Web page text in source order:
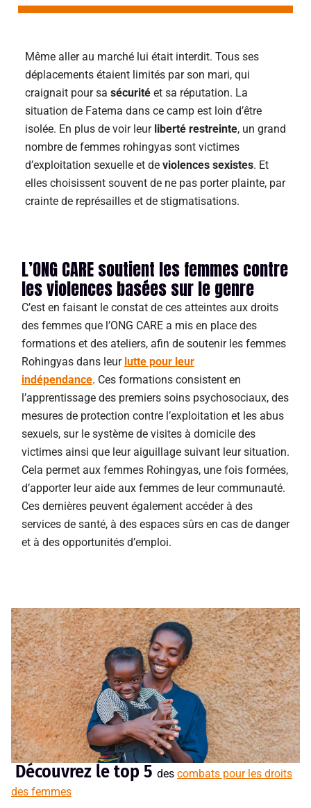
Même aller au marché lui était interdit. Tous ses
déplacements étaient limités par son mari, qui
craignait pour sa sécurité et sa réputation. La
situation de Fatema dans ce camp est loin d’être
isolée. En plus de voir leur liberté restreinte, un grand
nombre de femmes rohingyas sont victimes
d’exploitation sexuelle et de violences sexistes. Et
elles choisissent souvent de ne pas porter plainte, par
crainte de représailles et de stigmatisations.
L’ONG CARE soutient les femmes contre
les violences basées sur le genre
C’est en faisant le constat de ces atteintes aux droits
des femmes que l’ONG CARE a mis en place des
formations et des ateliers, afin de soutenir les femmes
Rohingyas dans leur lutte pour leur
indépendance. Ces formations consistent en
l’apprentissage des premiers soins psychosociaux, des
mesures de protection contre l’exploitation et les abus
sexuels, sur le système de visites à domicile des
victimes ainsi que leur aiguillage suivant leur situation.
Cela permet aux femmes Rohingyas, une fois formées,
d’apporter leur aide aux femmes de leur communauté.
Ces dernières peuvent également accéder à des
services de santé, à des espaces sûrs en cas de danger
et à des opportunités d’emploi.
Découvrez le top 5 des combats pour les droits
des femmes